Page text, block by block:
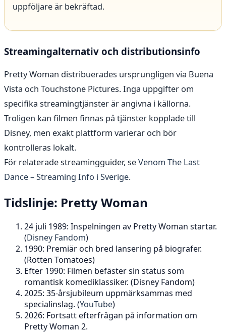
uppföljare är bekräftad.
Streamingalternativ och distributionsinfo
Pretty Woman distribuerades ursprungligen via Buena
Vista och Touchstone Pictures. Inga uppgifter om
specifika streamingtjänster är angivna i källorna.
Troligen kan filmen finnas på tjänster kopplade till
Disney, men exakt plattform varierar och bör
kontrolleras lokalt.
För relaterade streamingguider, seVenom The Last
Dance – Streaming Info i Sverige.
Tidslinje: Pretty Woman
24 juli 1989: Inspelningen av Pretty Woman startar.
(Disney Fandom)
1990: Premiär och bred lansering på biografer.
(Rotten Tomatoes)
Efter 1990: Filmen befäster sin status som
romantisk komediklassiker. (Disney Fandom)
2025: 35-årsjubileum uppmärksammas med
specialinslag. (YouTube)
2026: Fortsatt efterfrågan på information om
Pretty Woman 2.